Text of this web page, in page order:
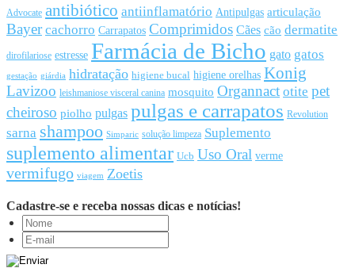
Advocate antibiótico antiinflamatório Antipulgas articulação
Bayer cachorro Carrapatos Comprimidos Cães cão dermatite
dirofilariose estresse Farmácia de Bicho gato gatos
gestação giárdia hidratação higiene bucal higiene orelhas Konig
Lavizoo leishmaniose visceral canina mosquito Organnact otite pet
cheiroso piolho pulgas pulgas e carrapatos Revolution
sarna shampoo Simparic solução limpeza Suplemento
suplemento alimentar Ucb Uso Oral verme
vermifugo viagem Zoetis
Cadastre-se e receba nossas dicas e notícias!